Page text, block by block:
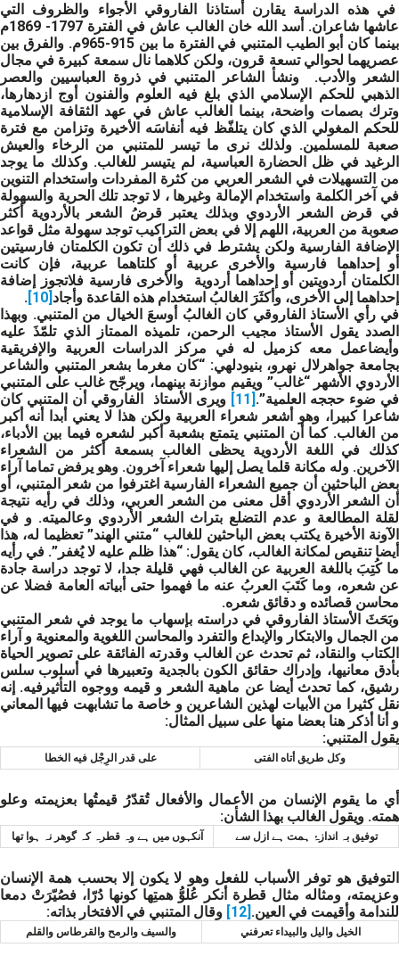
في هذه الدراسة يقارن أستاذنا الفاروقي الأجواء والظروف التي
عاشها شاعران. أسد الله خان الغالب عاش في الفترة 1797- 1869م
بينما كان أبو الطيب المتنبي في الفترة ما بين 915-965م. والفرق بين
عصريهما لحوالي تسعة قرون، ولكن كلاهما نال سمعة كبيرة في مجال
الشعر والأدب. ونشأ الشاعر المتنبي في ذروة العباسيين والعصر
الذهبي للحكم الإسلامي الذي بلغ فيه العلوم والفنون أوج ازدهارها،
وترك بصمات واضحة، بينما الغالب عاش في عهد الثقافة الإسلامية
للحكم المغولي الذي كان يتلفّظ فيه أنفاسَه الأخيرة وتزامن مع فترة
صعبة للمسلمين. ولذلك نرى ما تيسر للمتنبي من الرخاء والعيش
الرغيد في ظل الحضارة العباسية، لم يتيسر للغالب. وكذلك ما يوجد
من التسهيلات في الشعر العربي من كثرة المفردات واستخدام التنوين
في آخر الكلمة واستخدام الإمالة وغيرها ، لا توجد تلك الحرية والسهولة
في قرض الشعر الأردوي وبذلك يعتبر قرضُ الشعر بالأردوية أكثر
صعوبة من العربية، اللهم إلا في بعض التراكيب توجد سهولة مثل قواعد
الإضافة الفارسية ولكن يشترط في ذلك أن تكون الكلمتان فارسيتين
أو إحداهما فارسية والأخرى عربية أو كلتاهما عربية، فإن كانت
الكلمتان أردويتين أو إحداهما أردوية والأخرى فارسية فلاتجوز إضافة
إحداهما إلى الأخرى، وأكثَرَ الغالبُ استخدام هذه القاعدة وأجاد
.
في رأي الأستاذ الفاروقي كان الغالبُ أوسعَ الخيال من المتنبي. وبهذا
الصدد يقول الأستاذ مجيب الرحمن، تلميذه الممتاز الذي تلمّذَ عليه
وأيضاعمل معه كزميل له في مركز الدراسات العربية والإفريقية
بجامعة جواهرلال نهرو، بنيودلهي: “كان مغرما بشعر المتنبي والشاعر
الأردوي الأشهر “غالب” ويقيم موازنة بينهما، ويرجّح غالب على المتنبي
في ضوء حججه العلمية”.
ويرى الأستاذ الفاروقي أن المتنبي كان
شاعرا كبيرا، وهو أشعر شعراء العربية ولكن هذا لا يعني أبدا أنه أكبر
من الغالب. كما أن المتنبي يتمتع بشعبة أكبر لشعره فيما بين الأدباء،
كذلك في اللغة الأردوية يحظى الغالب بسمعة أكثر من الشعراء
الآخرين. وله مكانة قلما يصل إليها شعراء آخرون. وهو يرفض تماما آراء
بعض الباحثين أن جميع الشعراء الفارسية اغترفوا من شعر المتنبي، أو
أن الشعر الأردوي أقل معنى من الشعر العربي، وذلك في رأيه نتيجة
لقلة المطالعة و عدم التضلع بتراث الشعر الأردوي وعالميته. و في
الآونة الأخيرة يكتب بعض الباحثين للغالب “متني الهند” تعظيما له، هذا
أيضا تنقيص لمكانة الغالب، كان يقول: “هذا ظلم عليه لا يُغفر”. في رأيه
ما كُتِبَ باللغة العربية عن الغالب فهي قليلة جدا، لا توجد دراسة جادة
عن شعره، وما كَتَبَ العربُ عنه ما فهموا حتى أبياته العامة فضلا عن
محاسن قصائده و دقائق شعره.
وبَحَثَ الأستاذ الفاروقي في دراسته بإسهاب ما يوجد في شعر المتنبي
من الجمال والابتكار والإبداع والتفرد والمحاسن اللغوية والمعنوية و آراء
الكتاب والنقاد، ثم تحدث عن الغالب وقدرته الفائقة على تصوير الحياة
بأدق معانيها، وإدراك حقائق الكون بالجدية وتعبيرها في أسلوب سلس
رشيق، كما تحدث أيضا عن ماهية الشعر و قيمه ووجوه التأثيرفيه. إنه
نقل كثيرا من الأبيات لهذين الشاعرين و خاصة ما تشابهت فيها المعاني
و أنا أذكر هنا بعضا منها على سبيل المثال:
يقول المتنبي:
وكل طريق أتاه الفتى على قدر الرِجْل فيه الخطا
أي ما يقوم الإنسان من الأعمال والأفعال تُقدّرُ قيمتُها بعزيمته وعلو
همته. ويقول الغالب بهذا الشأن:
توفيق بہ انداز‌ۂ ہمت ہے ازل سے آنکہوں میں ہے وہ قطرہ کہ گوھر نہ ہوا تھا
التوفيق هو توفر الأسباب للفعل وهو لا يكون إلا بحسب همة الإنسان
وعزيمته، ومثاله مثال قطرة أنكر عُلوُّ همتِها كونها دُرّا، فصُيّرَتْ دمعا
للندامة وأقيمت في العين.
وقال المتنبي في الافتخار بذاته:
الخيل واليل والبيداء تعرفني والسيف والرمح والقرطاس والقلم